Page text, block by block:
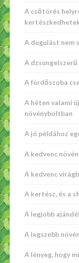
A csőtörés
A dugulást nem
A
A fürdőszoba
A héten valami
növényboltban
A jó példához
A kedvenc
A kedvenc
A kertész, és a
A legjobb
A legszebb
A lényeg, hogy